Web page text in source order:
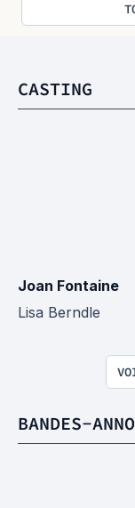
CASTING
Joan Fontaine
Lisa Berndle
BANDES-